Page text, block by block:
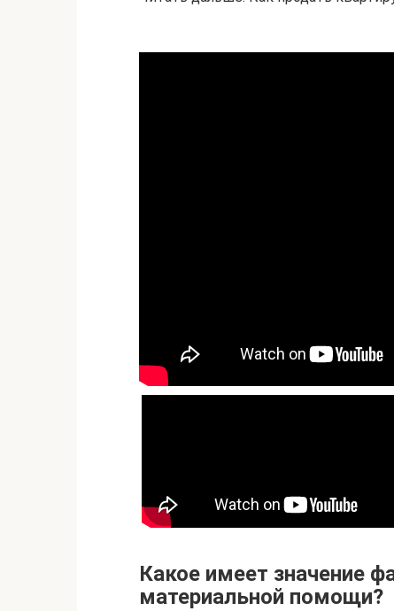
Какое имеет значение
материальной помощи?